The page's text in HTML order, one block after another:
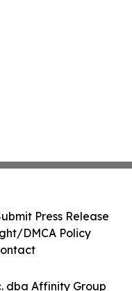
dba Affinity Group
Press Release
DMCA Policy